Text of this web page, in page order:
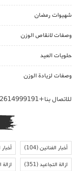
شهيوات رمضان
وصفات لانقاص الوزن
حلويات العيد
وصفات لزيادة الوزن
للاتصال بنا+212614999191
أخبار الفنانين(104)
ازالة التجاعيد(351)